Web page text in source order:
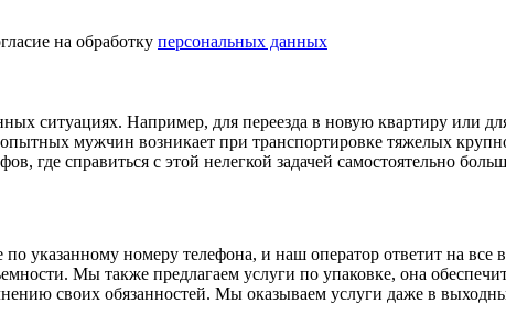
на обработку персональных данных
ситуациях. Например, для переезда в новую квартиру или
мужчин возникает при транспортировке тяжелых
где справиться с этой нелегкой задачей самостоятельно
по указанному номеру телефона, и наш оператор ответит на
Мы также предлагаем услуги по упаковке, она
своих обязанностей. Мы оказываем услуги даже в